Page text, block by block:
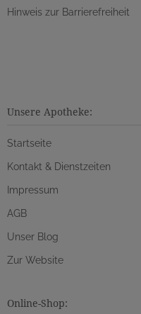
Hinweis zur Barrierefreiheit
Unsere Apotheke:
Startseite
Kontakt & Dienstzeiten
Impressum
AGB
Unser Blog
Zur Website
Online-Shop: